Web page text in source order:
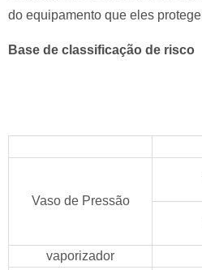
do equipamento que eles
Base de classificação de risco
Vaso de Pressão
vaporizador